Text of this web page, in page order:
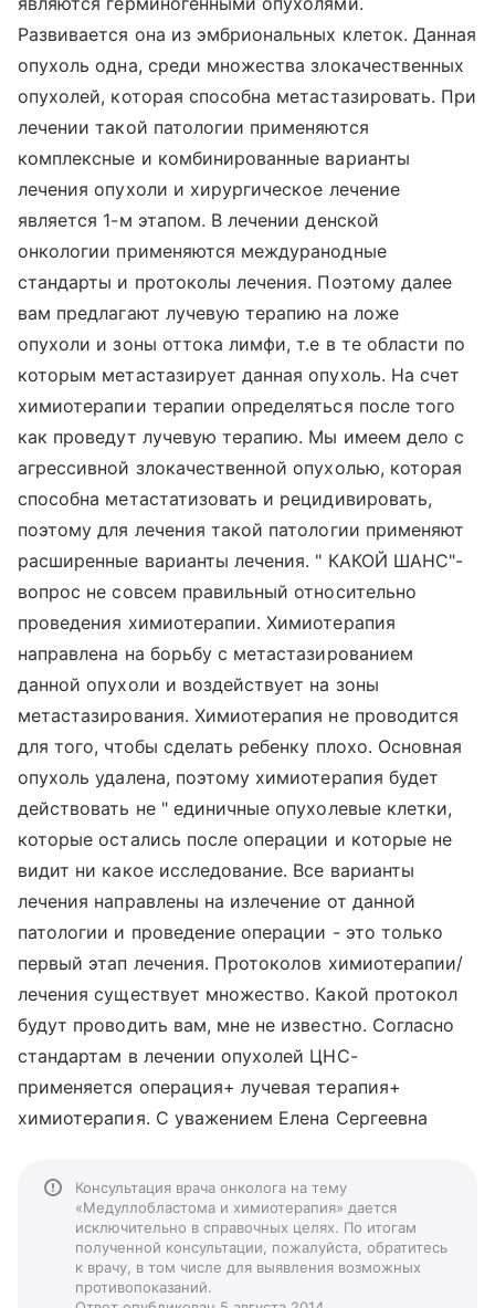
Развивается она из эмбриональных клеток. Данная
опухоль одна, среди множества злокачественных
опухолей, которая способна метастазировать. При
лечении такой патологии применяются
комплексные и комбинированные варианты
лечения опухоли и хирургическое лечение
является 1-м этапом. В лечении денской
онкологии применяются междуранодные
стандарты и протоколы лечения. Поэтому далее
вам предлагают лучевую терапию на ложе
опухоли и зоны оттока лимфи, т.е в те области по
которым метастазирует данная опухоль. На счет
химиотерапии терапии определяться после того
как проведут лучевую терапию. Мы имеем дело с
агрессивной злокачественной опухолью, которая
способна метастатизовать и рецидивировать,
поэтому для лечения такой патологии применяют
расширенные варианты лечения. " КАКОЙ ШАНС"-
вопрос не совсем правильный относительно
проведения химиотерапии. Химиотерапия
направлена на борьбу с метастазированием
данной опухоли и воздействует на зоны
метастазирования. Химиотерапия не проводится
для того, чтобы сделать ребенку плохо. Основная
опухоль удалена, поэтому химиотерапия будет
действовать не " единичные опухолевые клетки,
которые остались после операции и которые не
видит ни какое исследование. Все варианты
лечения направлены на излечение от данной
патологии и проведение операции - это только
первый этап лечения. Протоколов химиотерапии/
лечения существует множество. Какой протокол
будут проводить вам, мне не известно. Согласно
стандартам в лечении опухолей ЦНС-
применяется операция+ лучевая терапия+
химиотерапия. С уважением Елена Сергеевна
Консультация врача онколога на тему
«Медуллобластома и химиотерапия» дается
исключительно в справочных целях. По итогам
полученной консультации, пожалуйста, обратитесь
к врачу, в том числе для выявления возможных
противопоказаний.